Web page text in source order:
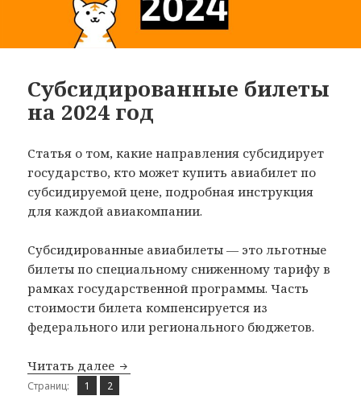
Субсидированные билеты
на 2024 год
Статья о том, какие направления субсидирует
государство, кто может купить авиабилет по
субсидируемой цене, подробная инструкция
для каждой авиакомпании.
Субсидированные авиабилеты — это льготные
билеты по специальному сниженному тарифу в
рамках государственной программы. Часть
стоимости билета компенсируется из
федерального или регионального бюджетов.
Читать далее Субсидированные билеты на 2024 год
Страниц: Страница
1 ,
Страница
2